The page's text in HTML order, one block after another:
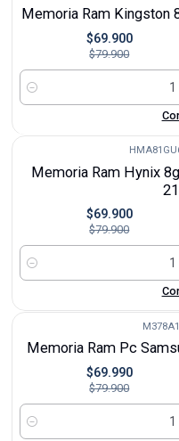
Memoria Ram Kingston
$69.900
$79.900
Cantidad
Memoria Ram Hynix
$69.900
$79.900
Cantidad
Memoria Ram Pc
$69.990
$79.900
Cantidad